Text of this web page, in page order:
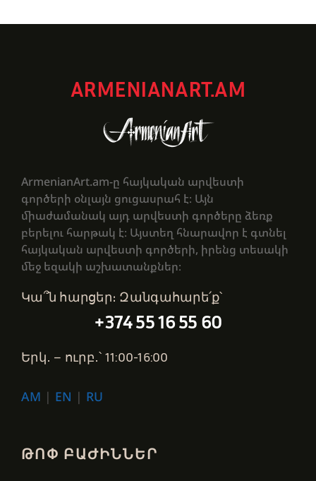
ARMENIANART.AM
ArmenianArt.am-ը հայկական արվեստի
գործերի օնլայն ցուցասրահ է։ Այն
միաժամանակ այդ արվեստի գործերը ձեռք
բերելու հարթակ է։ Այստեղ հնարավոր է գտնել
հայկական արվեստի գործերի, իրենց տեսակի
մեջ եզակի աշխատանքներ։
Կա՞ն հարցեր։ Զանգահարե՛ք՝
+374 55 16 55 60
Երկ․ – ուրբ․՝ 11:00-16:00
AM | EN | RU
ԹՈՓ ԲԱԺԻՆՆԵՐ